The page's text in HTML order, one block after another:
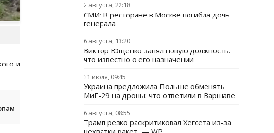
и
2 августа, 22:18
СМИ: В ресторане в Москве погибла дочь
генерала
6 августа, 13:20
Виктор Ющенко занял новую должность:
что известно о его назначении
31 июля, 09:45
Украина предложила Польше обменять
МиГ-29 на дроны: что ответили в Варшаве
6 августа, 08:55
Трамп резко раскритиковал Хегсета из-за
нехватки ракет, — WP